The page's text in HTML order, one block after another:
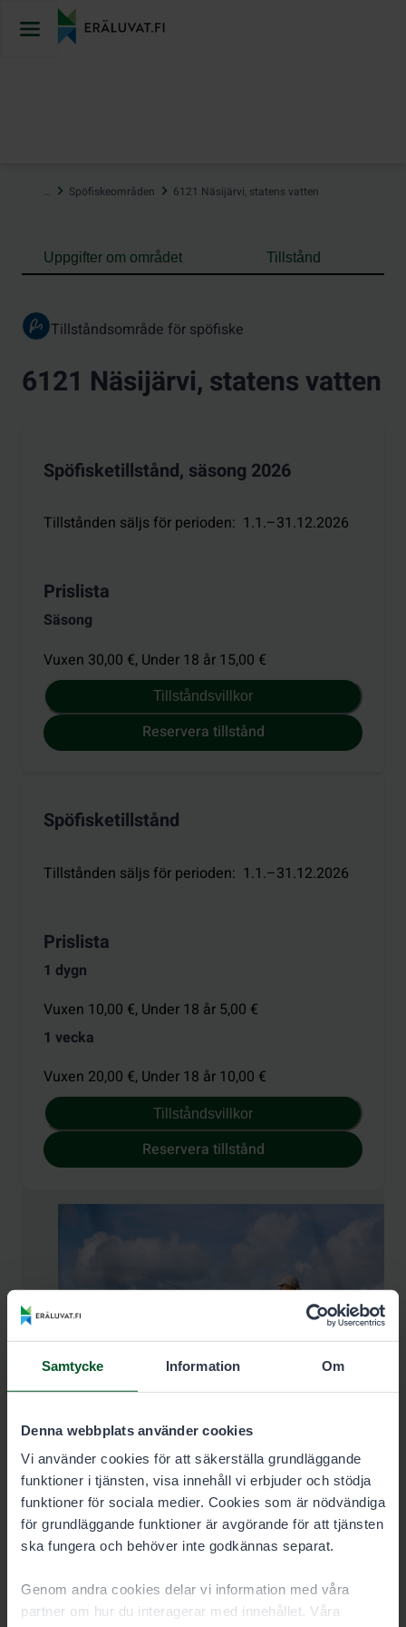
Samtycke Information Om
Denna webbplats använder cookies
Vi använder cookies för att säkerställa grundläggande
funktioner i tjänsten, visa innehåll vi erbjuder och stödja
funktioner för sociala medier. Cookies som är nödvändiga
för grundläggande funktioner är avgörande för att tjänsten
ska fungera och behöver inte godkännas separat.
Genom andra cookies delar vi information med våra
partner om hur du interagerar med innehållet. Våra
… Spöfiskeområden 6121 Näsijärvi, statens vatten
Uppgifter om området Tillstånd
Tillståndsområde för spöfiske
6121 Näsijärvi, statens vatten
Spöfisketillstånd, säsong 2026
Tillstånden säljs för perioden: 1.1.–31.12.2026
Prislista
Säsong
Vuxen 30,00 €, Under 18 år 15,00 €
Tillståndsvillkor
Reservera tillstånd
Spöfisketillstånd
Tillstånden säljs för perioden: 1.1.–31.12.2026
Prislista
1 dygn
Vuxen 10,00 €, Under 18 år 5,00 €
1 vecka
Vuxen 20,00 €, Under 18 år 10,00 €
Tillståndsvillkor
Reservera tillstånd
Kom ihåg fiskevårdsavgiften!
Fiskevårdsavgiften är en obligatorisk avgift för
fiskare, som varje person mellan 18 och 69 år
som fiskar med drag måste betala. Undantaget
är fiskare som har fyllt minst 65 år senast den